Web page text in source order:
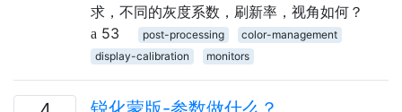
求，不同的灰度系数，刷新率，视角如何？
53
post-processing
color-management
display-calibration
monitors